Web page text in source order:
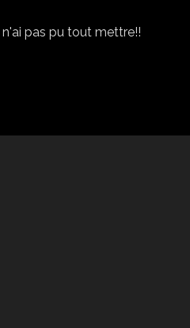
pas pu tout mettre!!